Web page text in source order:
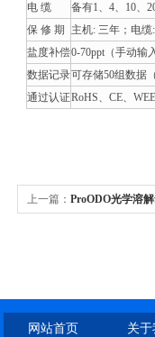
电 缆
备有1、4、10、
保 修 期
主机: 三年；电
盐度补偿0-70ppt（手动输
数据记录可存储50组数据
通过认证RoHS、CE、
上一篇： ProODO光学溶
网站首页 关